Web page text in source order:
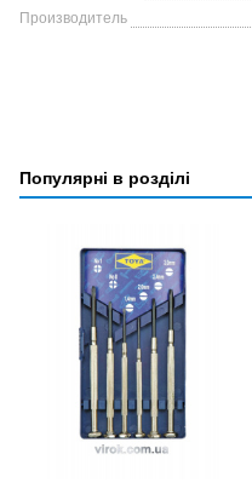
Производитель
Популярні в розділі